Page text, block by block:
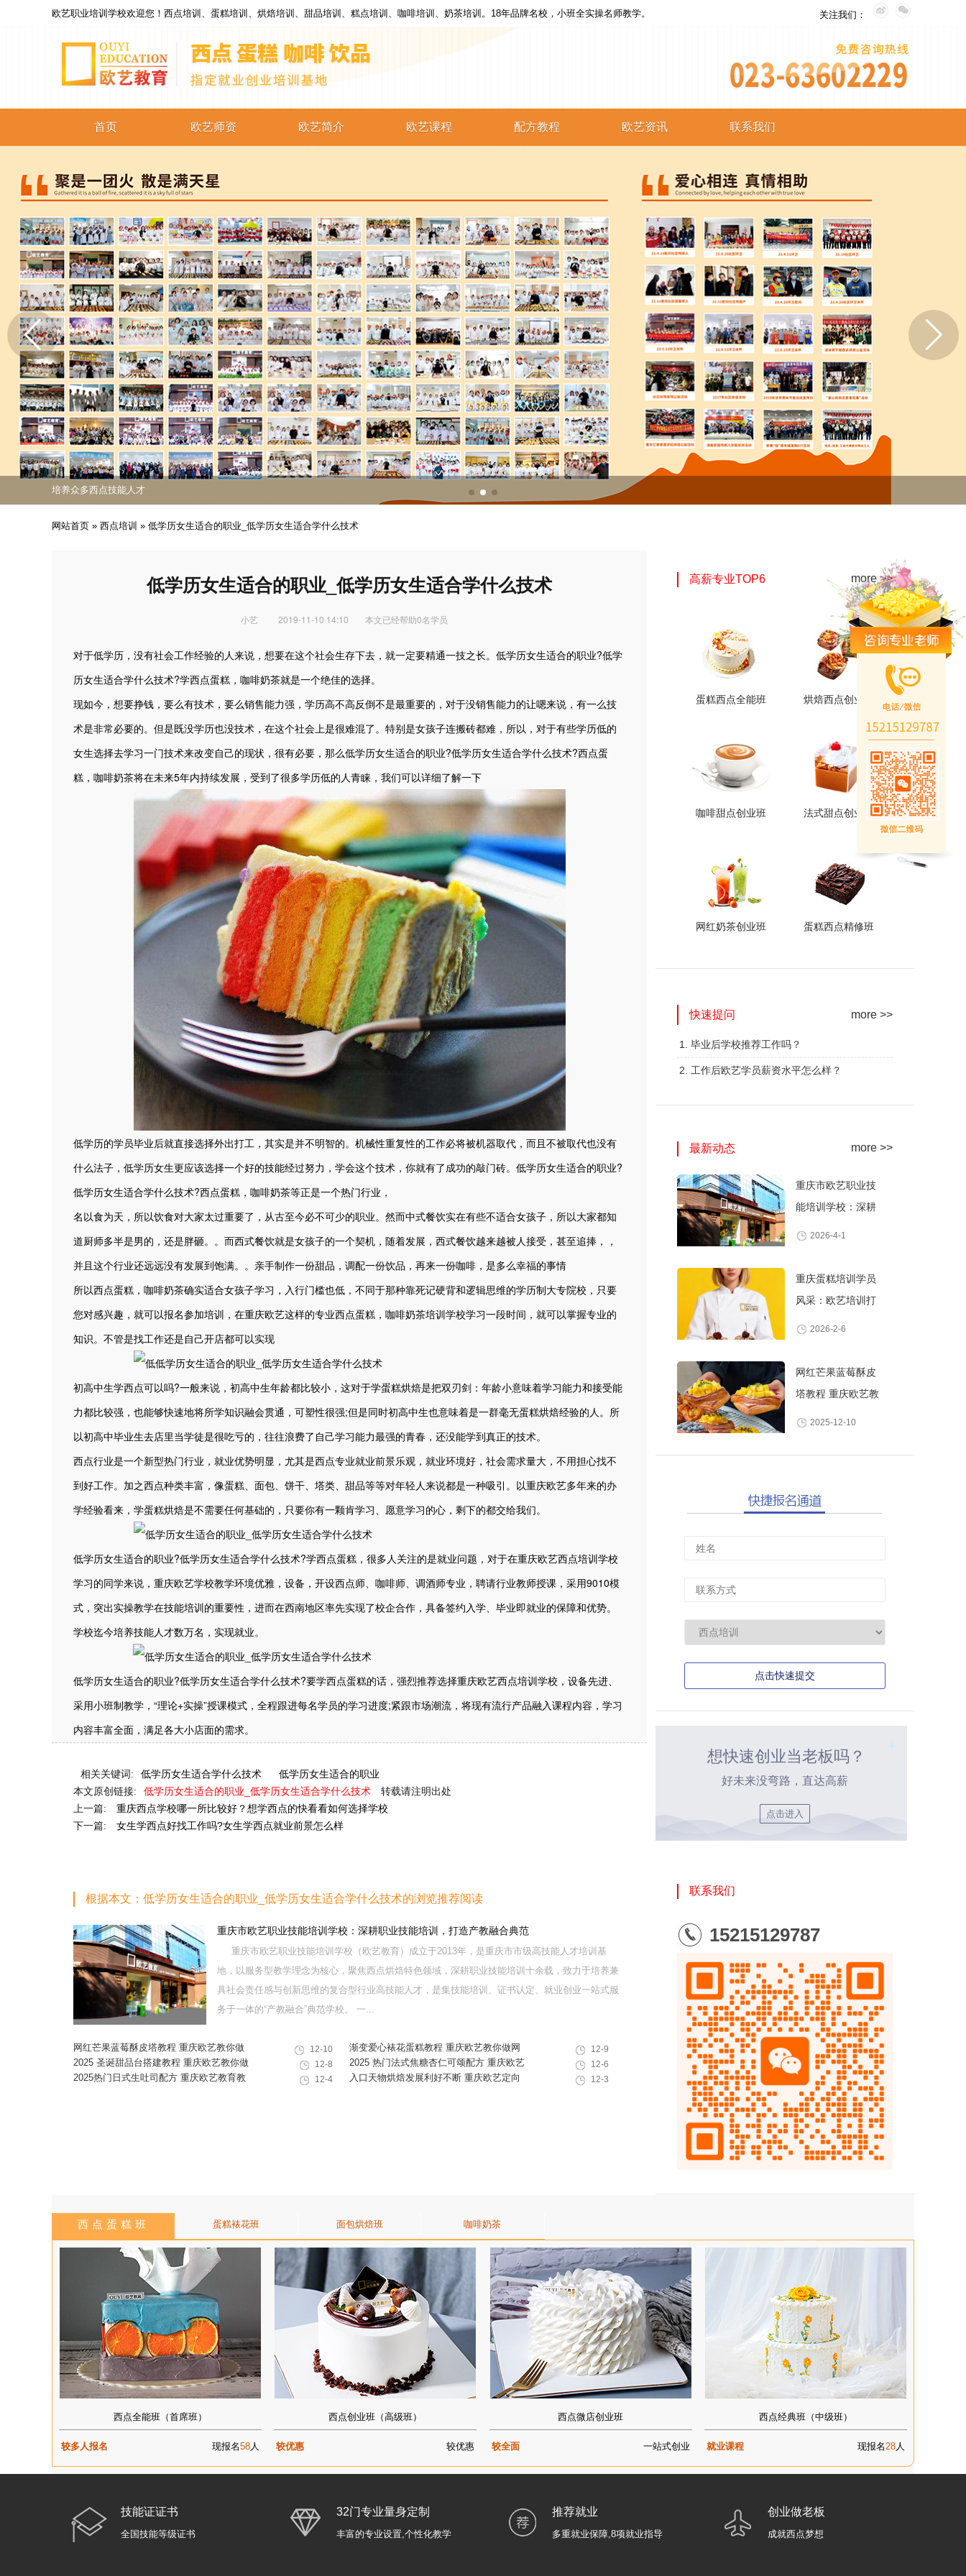
欧艺职业培训学校欢迎您！西点培训、蛋糕培训、烘焙培训、甜品培训、糕点培训、咖啡培训、奶茶培训。18年品牌名校，小班全实操名师教学。 关注我们：
首页 欧艺师资 欧艺简介 欧艺课程
烘焙培训
咖啡培训
奶茶培训
饮品培训
调酒培训
配方教程
烘焙配方
咖啡配方
奶茶配方
饮品配方
调酒配方
欧艺资讯 联系我们
免费课程活动出炉
专业西点技能职业培训
培养众多西点技能人才
免费课程活动出炉
专业西点技能职业培训
网站首页 » 西点培训 » 低学历女生适合的职业_低学历女生适合学什么技术
低学历女生适合的职业_低学历女生适合学什么技术
小艺 2019-11-10 14:10 本文已经帮助0名学员
对于低学历，没有社会工作经验的人来说，想要在这个社会生存下去，就一定要精通一技之长。低学历女生适合的职业?低学
历女生适合学什么技术?学西点蛋糕，咖啡奶茶就是一个绝佳的选择。
现如今，想要挣钱，要么有技术，要么销售能力强，学历高不高反倒不是最重要的，对于没销售能力的让嗯来说，有一么技
术是非常必要的。但是既没学历也没技术，在这个社会上是很难混了。特别是女孩子连搬砖都难，所以，对于有些学历低的
女生选择去学习一门技术来改变自己的现状，很有必要，那么低学历女生适合的职业?低学历女生适合学什么技术?西点蛋
糕，咖啡奶茶将在未来5年内持续发展，受到了很多学历低的人青睐，我们可以详细了解一下
低学历的学员毕业后就直接选择外出打工，其实是并不明智的。机械性重复性的工作必将被机器取代，而且不被取代也没有
什么法子，低学历女生更应该选择一个好的技能经过努力，学会这个技术，你就有了成功的敲门砖。低学历女生适合的职业?
低学历女生适合学什么技术?西点蛋糕，咖啡奶茶等正是一个热门行业，
名以食为天，所以饮食对大家太过重要了，从古至今必不可少的职业。然而中式餐饮实在有些不适合女孩子，所以大家都知
道厨师多半是男的，还是胖砸。。而西式餐饮就是女孩子的一个契机，随着发展，西式餐饮越来越被人接受，甚至追捧，，
并且这个行业还远远没有发展到饱满。。亲手制作一份甜品，调配一份饮品，再来一份咖啡，是多么幸福的事情
所以西点蛋糕，咖啡奶茶确实适合女孩子学习，入行门槛也低，不同于那种靠死记硬背和逻辑思维的学历制大专院校，只要
您对感兴趣，就可以报名参加培训，在重庆欧艺这样的专业西点蛋糕，咖啡奶茶培训学校学习一段时间，就可以掌握专业的
知识。不管是找工作还是自己开店都可以实现
初高中生学西点可以吗?一般来说，初高中生年龄都比较小，这对于学蛋糕烘焙是把双刃剑：年龄小意味着学习能力和接受能
力都比较强，也能够快速地将所学知识融会贯通，可塑性很强;但是同时初高中生也意味着是一群毫无蛋糕烘焙经验的人。所
以初高中毕业生去店里当学徒是很吃亏的，往往浪费了自己学习能力最强的青春，还没能学到真正的技术。
西点行业是一个新型热门行业，就业优势明显，尤其是西点专业就业前景乐观，就业环境好，社会需求量大，不用担心找不
到好工作。加之西点种类丰富，像蛋糕、面包、饼干、塔类、甜品等等对年轻人来说都是一种吸引。以重庆欧艺多年来的办
学经验看来，学蛋糕烘焙是不需要任何基础的，只要你有一颗肯学习、愿意学习的心，剩下的都交给我们。
低学历女生适合的职业?低学历女生适合学什么技术?学西点蛋糕，很多人关注的是就业问题，对于在重庆欧艺西点培训学校
学习的同学来说，重庆欧艺学校教学环境优雅，设备，开设西点师、咖啡师、调酒师专业，聘请行业教师授课，采用9010模
式，突出实操教学在技能培训的重要性，进而在西南地区率先实现了校企合作，具备签约入学、毕业即就业的保障和优势。
学校迄今培养技能人才数万名，实现就业。
低学历女生适合的职业?低学历女生适合学什么技术?要学西点蛋糕的话，强烈推荐选择重庆欧艺西点培训学校，设备先进、
采用小班制教学，“理论+实操”授课模式，全程跟进每名学员的学习进度;紧跟市场潮流，将现有流行产品融入课程内容，学习
内容丰富全面，满足各大小店面的需求。
相关关键词: 低学历女生适合学什么技术
低学历女生适合的职业
本文原创链接:
低学历女生适合的职业_低学历女生适合学什么技术
转载请注明出处
上一篇:
重庆西点学校哪一所比较好？想学西点的快看看如何选择学校
下一篇:
女生学西点好找工作吗?女生学西点就业前景怎么样
根据本文：低学历女生适合的职业_低学历女生适合学什么技术的浏览推荐阅读
重庆市欧艺职业技能培训学校：深耕职业技能培训，打造产教融合典范
重庆市欧艺职业技能培训学校（欧艺教育）成立于2013年，是重庆市市级高技能人才培训基
地，以服务型教学理念为核心，聚焦西点烘焙特色领域，深耕职业技能培训十余载，致力于培养兼
具社会责任感与创新思维的复合型行业高技能人才，是集技能培训、证书认定、就业创业一站式服
务于一体的“产教融合”典范学校。 一...
网红芒果蓝莓酥皮塔教程 重庆欧艺教你做
酥脆爆浆水果丹麦酥
12-10
渐变爱心裱花蛋糕教程 重庆欧艺教你做网
红韩式奶油霜裱花蛋糕
12-9
2025 圣诞甜品台搭建教程 重庆欧艺教你做
高颜值圣诞甜品组合
12-8
2025 热门法式焦糖杏仁可颂配方 重庆欧艺
教你做出高颜值酥脆西点
12-6
2025热门日式生吐司配方 重庆欧艺教育教
12-4
入口天物烘焙发展利好不断 重庆欧艺定向
12-3
高薪专业TOP6 more >>
蛋糕西点全能班
蛋糕西点全能班
火爆的专业
烘焙西点创业班
烘焙西点创业班
火爆的专业
咖啡甜点创业班
咖啡甜点创业班
火爆的专业
法式甜点创业班
法式甜点创业班
火爆的专业
网红奶茶创业班
火爆的专业
蛋糕西点精修班
火爆的专业
快速提问 more >>
1. 毕业后学校推荐工作吗？
2. 工作后欧艺学员薪资水平怎么样？
最新动态 more >>
重庆市欧艺职业技
能培训学校：深耕
2026-4-1
重庆蛋糕培训学员
风采：欧艺培训打
2026-2-6
网红芒果蓝莓酥皮
塔教程 重庆欧艺教
2025-12-10
点击快速提交
想快速创业当老板吗？
好未来没弯路，直达高薪
点击进入
联系我们
15215129787
西点蛋糕班 蛋糕裱花班 面包烘焙班 咖啡奶茶
西点全能班（首席班）
较多人报名 现报名58人
西点创业班（高级班）
较优惠 较优惠
西点微店创业班
较全面 一站式创业
西点经典班（中级班）
就业课程 现报名28人
技能证证书
全国技能等级证书
32门专业量身定制
丰富的专业设置,个性化教学
推荐就业
多重就业保障,8项就业指导
创业做老板
成就西点梦想